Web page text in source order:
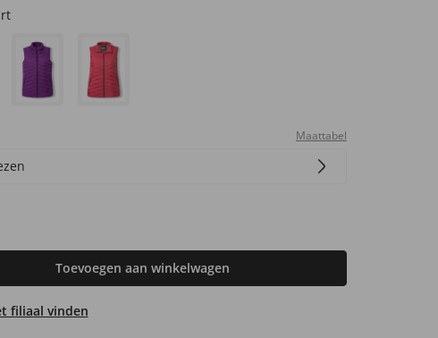
Maattabel
Toevoegen aan winkelwagen
filiaal vinden